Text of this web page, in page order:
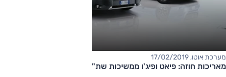
מערכת אוטו, 17/02/2019
מאריכות חוזה: פיאט ופיג'ו ממשיכות שת"פ מסחריות